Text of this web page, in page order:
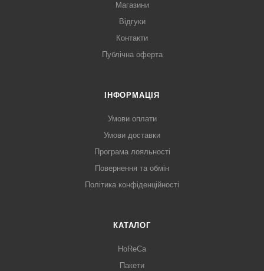
Магазини
Відгуки
Контакти
Публічна оферта
ІНФОРМАЦІЯ
Умови оплати
Умови доставки
Програма лояльності
Повернення та обмін
Політика конфіденційності
КАТАЛОГ
HoReCa
Пакети